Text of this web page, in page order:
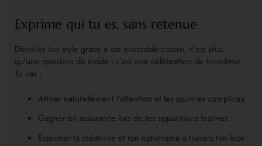
Exprime qui tu es, sans retenue
Dévoiler ton style grâce à cet ensemble coloré, c’est plus
qu’une question de mode : c’est une célébration de toi-même.
Tu vas :
Attirer naturellement l’attention et les sourires complices
Gagner en assurance lors de tes apparitions festives
Exprimer ta créativité et ton optimisme à travers ton look